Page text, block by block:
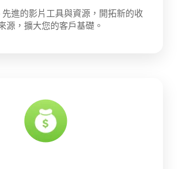
先進的影片工具與資源，開拓新的收
源，擴大您的客戶基礎。